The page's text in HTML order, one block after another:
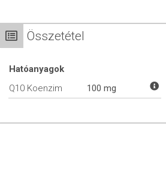
Összetétel
Hatóanyagok
Q10 Koenzim
100 mg